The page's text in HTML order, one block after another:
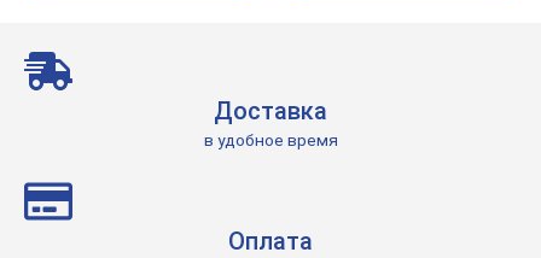
Доставка
в удобное время
Оплата